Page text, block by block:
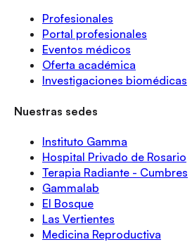
Profesionales
Portal profesionales
Eventos médicos
Oferta académica
Investigaciones biomédicas
Nuestras sedes
Instituto Gamma
Hospital Privado de Rosario
Terapia Radiante - Cumbres
Gammalab
El Bosque
Las Vertientes
Medicina Reproductiva